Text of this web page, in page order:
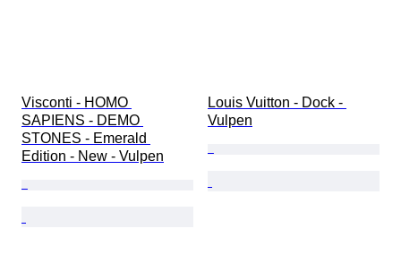
Visconti - HOMO
SAPIENS - DEMO
STONES - Emerald
Edition - New - Vulpen
Louis Vuitton - Dock -
Vulpen